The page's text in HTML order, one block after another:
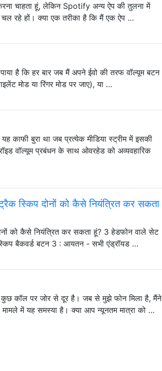
चाहता हूं, लेकिन Spotify अन्य ऐप की तुलना में
रहे हों। क्या एक तरीका है कि मैं एक ऐप …
है कि हर बार जब मैं अपने ईवो की तरफ वॉल्यूम बटन
मोड या रिंगर मोड पर जाए), या …
काफी बुरा था जब प्रत्येक मीडिया स्ट्रीम में इसकी
वॉल्यूम प्रबंधन के साथ ओवरहेड को अव्यवहारिक
स्किप दोनों को कैसे नियंत्रित कर सकता
को कैसे नियंत्रित कर सकता हूं? 3 हेडफोन वाले सेट
बैकवर्ड बटन 3 : आयतन - सभी एंड्रॉयड …
कुछ कॉल पर जोर से दूर है। जब से मुझे फोन मिला है, मैंने
में यह समस्या है। क्या आप न्यूनतम मात्रा को …